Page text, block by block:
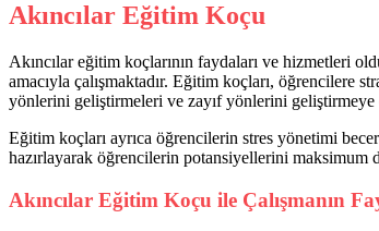
Akıncılar Eğitim Koçu
Akıncılar eğitim koçlarının faydaları ve hizmetleri
amacıyla çalışmaktadır. Eğitim koçları, öğrencilere
yönlerini geliştirmeleri ve zayıf yönlerini geliştirmeye
Eğitim koçları ayrıca öğrencilerin stres yönetimi
hazırlayarak öğrencilerin potansiyellerini maksimum
Akıncılar Eğitim Koçu ile Çalışmanın